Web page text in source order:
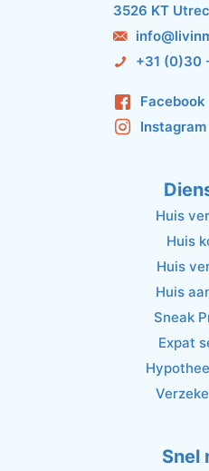
3526 KT
+31 (0)30
Facebook
Instagram
Huis
Huis
Huis
Huis
Sneak
Expat
Snel